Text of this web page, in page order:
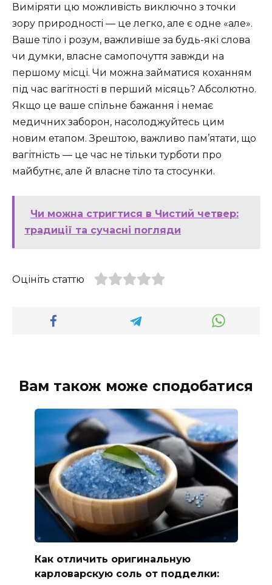
Виміряти цю можливість виключно з точки
зору природності — це легко, але є одне «але».
Ваше тіло і розум, важливіше за будь-які слова
чи думки, власне самопочуття завжди на
першому місці. Чи можна займатися коханням
під час вагітності в перший місяць? Абсолютно.
Якщо це ваше спільне бажання і немає
медичних заборон, насолоджуйтесь цим
новим етапом. Зрештою, важливо пам’ятати, що
вагітність — це час не тільки турботи про
майбутнє, але й власне тіло та стосунки.
Чи можна стригтися в Чистий четвер:
традиції та сучасні погляди
Оцініть статтю
Вам також може сподобатися
Как отличить оригинальную
карловарскую соль от подделки: